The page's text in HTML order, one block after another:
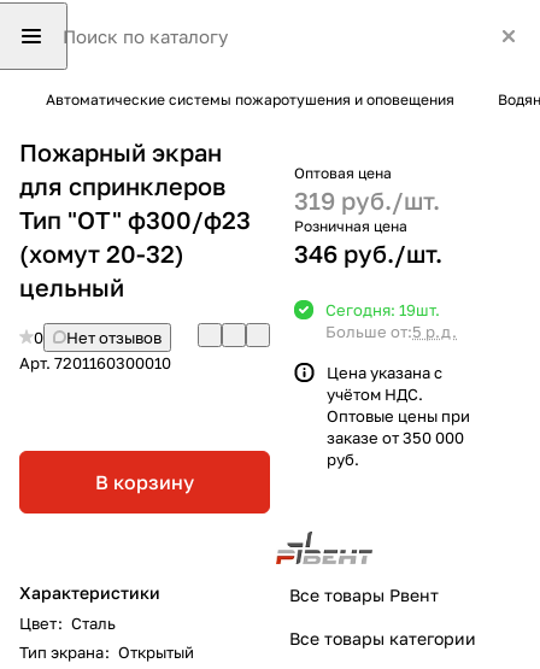
Автоматические системы пожаротушения и оповещения
Пожарный экран
для спринклеров
Тип "ОТ" ф300/ф23
(хомут 20-32)
цельный
0
Нет отзывов
Арт. 7201160300010
В корзину
Характеристики
Цвет: Сталь
Тип экрана: Открытый
Оптовая цена
319 руб./шт.
Розничная цена
346 руб./шт.
Сегодня: 19шт.
Больше от:5 р.д.
Цена указана с
учётом НДС.
Оптовые цены при
заказе от 350 000
руб.
Все товары Рвент
Все товары категории